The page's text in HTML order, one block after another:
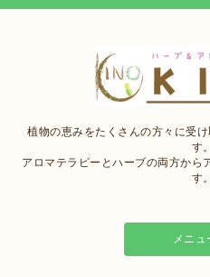
植物の恵みをたくさんの方々に受
す。
アロマテラピーとハーブの両方から
す。
メニュ